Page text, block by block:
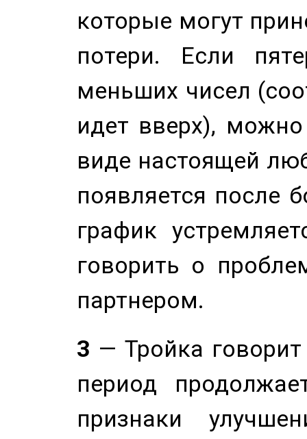
которые могут
потери. Если
меньших чисел
идет вверх),
виде настоящей
появляется после
график
говорить о
партнером.
3 — Тройка
период
признаки